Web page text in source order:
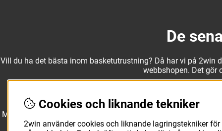
De
Vill du ha det bästa inom basketutrustning? Då har vi på 2win
webbshopen. Det
Med ett av Sveriges största kläd- och skosortiment inom
Molten, Nike, Adidas och Spalding och komplettera med
utanför planen.
Cookies och liknande tekniker
2win använder cookies och liknande lagringstekniker